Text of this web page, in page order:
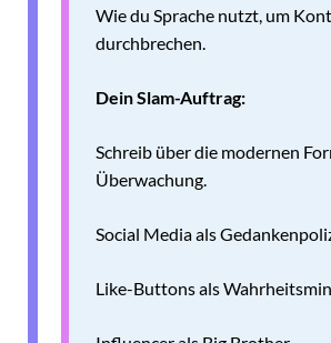
Wie du Sprache nutzt, um
durchbrechen.
Dein Slam-Auftrag:
Schreib über die modernen
Überwachung.
Social Media als
Like-Buttons als